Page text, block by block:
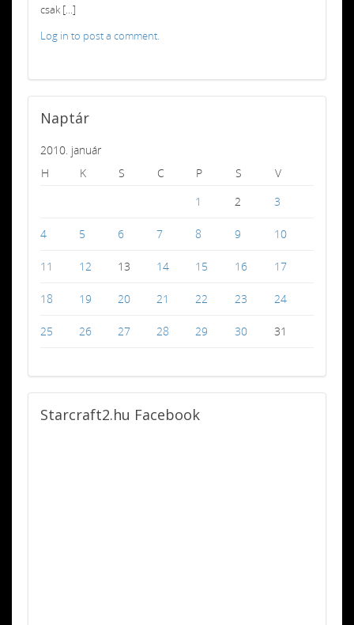
csak [...]
Log in to post a comment.
Naptár
2010. január
H
K S C P S
V
1
2 3
4 5 6 7 8 9 10
11 12 13 14 15 16 17
18 19 20 21 22 23 24
25 26 27 28 29 30 31
Starcraft2.hu Facebook